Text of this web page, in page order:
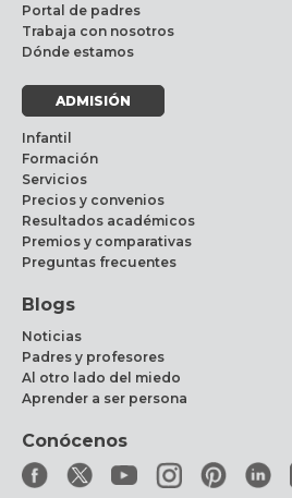
Portal de padres
Trabaja con nosotros
Dónde estamos
ADMISIÓN
Infantil
Formación
Servicios
Precios y convenios
Resultados académicos
Premios y comparativas
Preguntas frecuentes
Blogs
Noticias
Padres y profesores
Al otro lado del miedo
Aprender a ser persona
Conócenos